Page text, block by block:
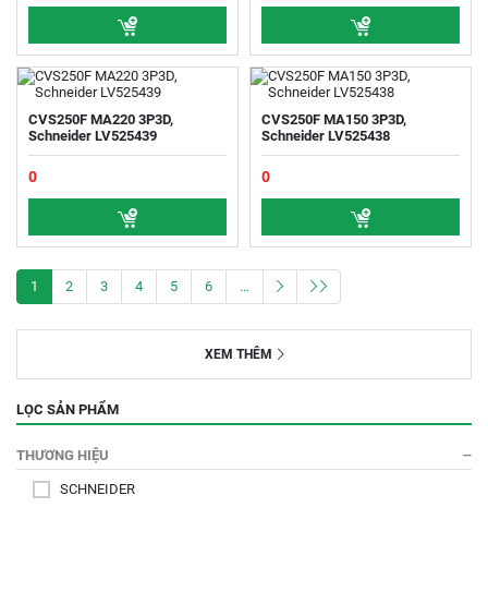
XEM THÊM
LỌC SẢN PHẨM
THƯƠNG HIỆU
SCHNEIDER
CVS250F MA220 3P3D,
Schneider LV525439
0
CVS250F MA150 3P3D,
Schneider LV525438
0
1 2 3 4 5 6 …